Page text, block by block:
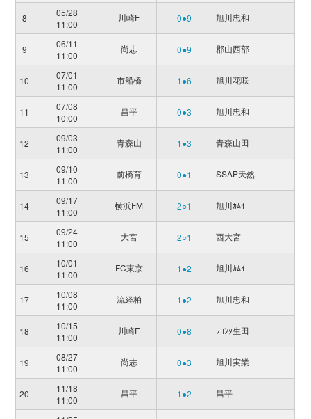
8
05/28
11:00
川崎F 0●9 旭川忠和
9
06/11
11:00
尚志 0●9 郡山西部
10
07/01
11:00
市船橋 1●6 旭川花咲
11
07/08
10:00
昌平 0●3 旭川忠和
12
09/03
11:00
青森山 1●3 青森山田
13
09/10
11:00
前橋育 0●1 SSAP天然
14
09/17
11:00
横浜FM 2○1 旭川ｶﾑｲ
15
09/24
11:00
大宮 2○1 西大宮
16
10/01
11:00
FC東京 1●2 旭川ｶﾑｲ
17
10/08
11:00
流経柏 1●2 旭川忠和
18
10/15
11:00
川崎F 0●8 ﾌﾛﾝﾀ生田
19
08/27
11:00
尚志 0●3 旭川実業
20
11/18
11:00
昌平 1●2 昌平